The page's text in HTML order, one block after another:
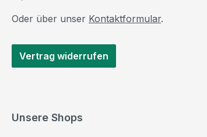
Oder über unser Kontaktformular.
Vertrag widerrufen
Unsere Shops